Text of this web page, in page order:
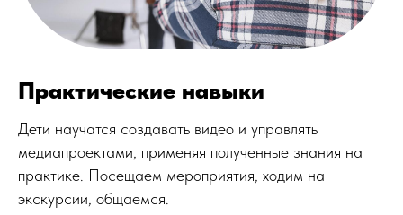
Практические навыки
Дети научатся создавать видео и управлять
медиапроектами, применяя полученные знания на
практике. Посещаем мероприятия, ходим на
экскурсии, общаемся.